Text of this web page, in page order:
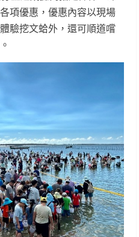
項優惠，優惠內容以現場
驗挖文蛤外，還可順道嚐